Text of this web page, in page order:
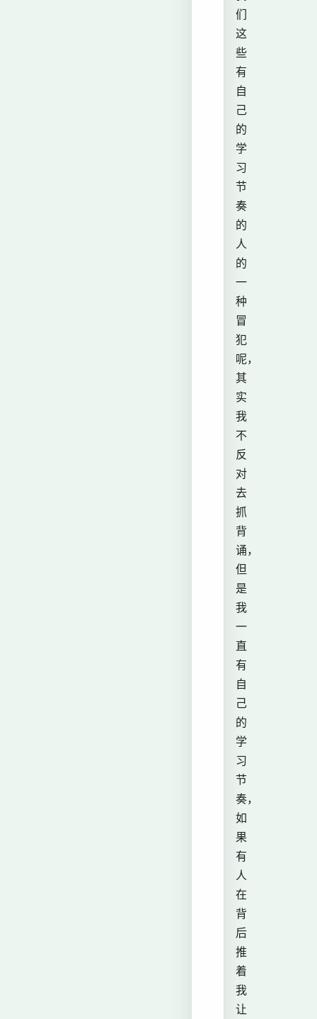
们
这
些
有
自
己
的
学
习
节
奏
的
人
的
一
种
冒
犯
呢，
其
实
我
不
反
对
去
抓
背
诵，
但
是
我
一
直
有
自
己
的
学
习
节
奏，
如
果
有
人
在
背
后
推
着
我
让